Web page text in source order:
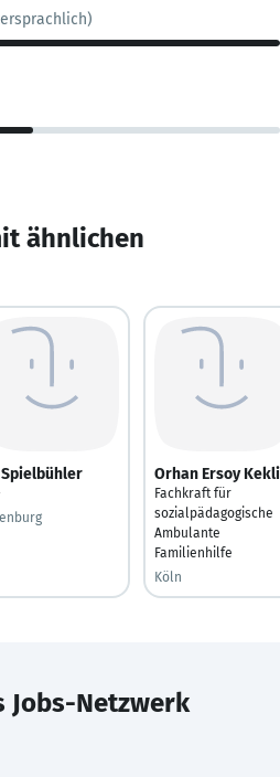
ähnlichen
Spielbühler Orhan Ersoy
Fachkraft für
sozialpädagogische
Ambulante
Familienhilfe
Köln
Jobs-Netzwerk